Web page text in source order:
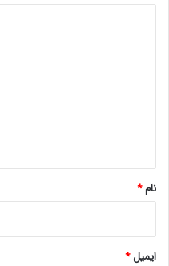
نام*
ایمیل*